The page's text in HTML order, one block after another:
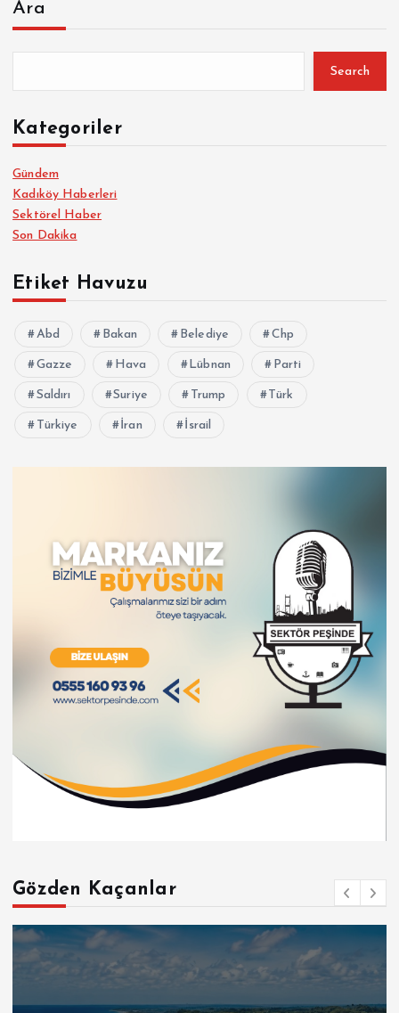
Ara
Search
Kategoriler
Gündem
Kadıköy Haberleri
Sektörel Haber
Son Dakika
Etiket Havuzu
Abd Bakan Belediye Chp
Gazze Hava Lübnan Parti
Saldırı Suriye Trump Türk
Türkiye İran İsrail
Gözden Kaçanlar